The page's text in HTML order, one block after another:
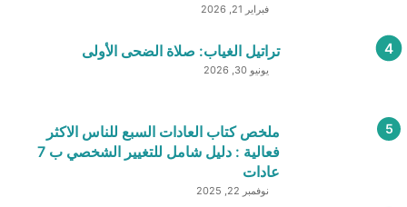
فبراير 21, 2026
تراتيل الغياب: صلاة الضحى الأولى
يونيو 30, 2026
ملخص كتاب العادات السبع للناس الاكثر
فعالية : دليل شامل للتغيير الشخصي ب 7
عادات
نوفمبر 22, 2025